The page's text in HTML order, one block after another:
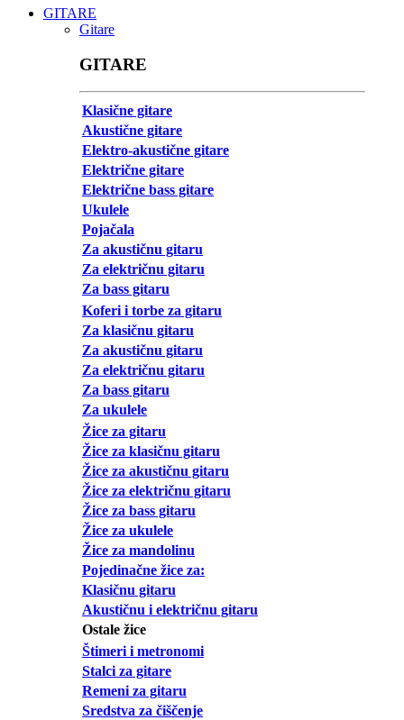
GITARE
Gitare
GITARE
Klasične gitare
Akustične gitare
Elektro-akustične gitare
Električne gitare
Električne bass gitare
Ukulele
Pojačala
Za akustičnu gitaru
Za električnu gitaru
Za bass gitaru
Koferi i torbe za gitaru
Za klasičnu gitaru
Za akustičnu gitaru
Za električnu gitaru
Za bass gitaru
Za ukulele
Žice za gitaru
Žice za klasičnu gitaru
Žice za akustičnu gitaru
Žice za električnu gitaru
Žice za bass gitaru
Žice za ukulele
Žice za mandolinu
Pojedinačne žice za:
Klasičnu gitaru
Akustičnu i električnu gitaru
Ostale žice
Štimeri i metronomi
Stalci za gitare
Remeni za gitaru
Sredstva za čiščenje